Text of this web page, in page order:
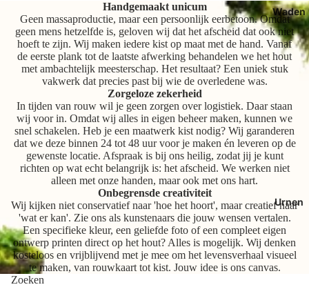
Waden
Urnen
Handgemaakt unicum
Geen massaproductie, maar een persoonlijk eerbetoon. Omdat
geen mens hetzelfde is, geloven wij dat het afscheid dat ook niet
hoeft te zijn. Wij maken iedere kist op maat met de hand. Vanaf
de eerste plank tot de laatste afwerking behandelen we het hout
met ambachtelijk meesterschap. Het resultaat? Een uniek stuk
vakwerk dat precies past bij wie de overledene was.
Zorgeloze zekerheid
In tijden van rouw wil je geen zorgen over logistiek. Daar staan
wij voor in. Omdat wij alles in eigen beheer maken, kunnen we
snel schakelen. Heb je een maatwerk kist nodig? Wij garanderen
dat we deze binnen 24 tot 48 uur voor je maken én leveren op de
gewenste locatie. Afspraak is bij ons heilig, zodat jij je kunt
richten op wat echt belangrijk is: het afscheid. We werken niet
alleen met onze handen, maar ook met ons hart.
Onbegrensde creativiteit
Wij kijken niet conservatief naar 'hoe het hoort', maar creatief naar
'wat er kan'. Zie ons als kunstenaars die jouw wensen vertalen.
Een specifieke kleur, een geliefde foto of een compleet eigen
ontwerp printen direct op het hout? Alles is mogelijk. Wij denken
kosteloos en vrijblijvend met je mee om het levensverhaal visueel
te maken, van rouwkaart tot kist. Jouw idee is ons canvas.
Zoeken